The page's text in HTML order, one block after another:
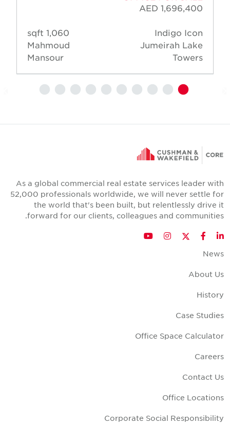
AED 1,696,400
Indigo Icon
Jumeirah Lake
Towers
1,060 sqft
Mahmoud
Mansour
As a global commercial real estate services leader with
52,000 professionals worldwide, we will never settle for
the world that's been built, but relentlessly drive it
forward for our clients, colleagues and communities.
LinkedIn
Facebook
Twitter
Instagram
YouTube
News
About Us
History
Case Studies
Office Space Calculator
Careers
Contact Us
Office Locations
Corporate Social Responsibility